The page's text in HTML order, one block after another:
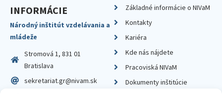
INFORMÁCIE
Národný inštitút vzdelávania a
mládeže
Stromová 1, 831 01
Bratislava
sekretariat.gr@nivam.sk
Základné informácie o NIVaM
Kontakty
Kariéra
Kde nás nájdete
Pracoviská NIVaM
Dokumenty inštitúcie